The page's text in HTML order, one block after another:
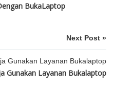
BukaLaptop
Next Post »
Gunakan Layanan Bukalaptop